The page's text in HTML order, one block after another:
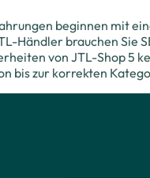
beginnen mit
Händler brauchen Sie
von JTL-Shop 5
bis zur korrekten